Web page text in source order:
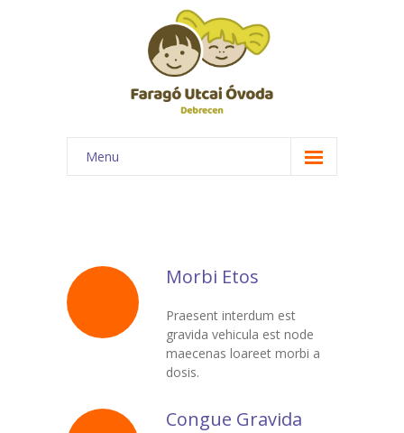
Menu
-- Óvodánk bemutatása
-- Elismerések
-- Tehetségműhelyeink
Morbi Etos
Praesent interdum est
gravida vehicula est node
maecenas loareet morbi a
dosis.
Congue Gravida